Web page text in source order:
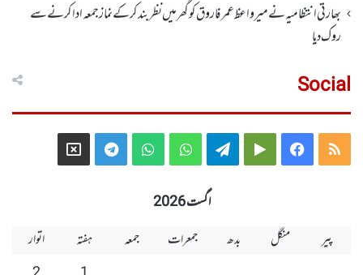
بھارتی انتظامیہ نے میر واعظ عمر فاروق کو گھر میں نظر بندکر کے نماز جمعہ ادا کرنے سے
روک دیا
Social
RSS
Facebook
Google
Telegram
WhatsApp
WhatsApp
Telegram
X
اگست 2026
پیر
منگل بدھ جمعرات جمعہ ہفتہ
اتوار